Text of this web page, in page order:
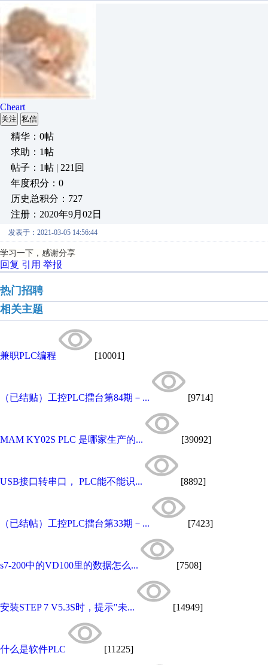
Cheart
关注 私信
精华：0帖
求助：1帖
帖子：1帖 | 221回
年度积分：0
历史总积分：727
注册：2020年9月02日
发表于：2021-03-05 14:56:44
学习一下，感谢分享
回复 引用 举报
热门招聘
相关主题
兼职PLC编程 [10001]
（已结贴）工控PLC擂台第84期－... [9714]
MAM KY02S PLC 是哪家生产的... [39092]
USB接口转串口， PLC能不能识... [8892]
（已结帖）工控PLC擂台第33期－... [7423]
s7-200中的VD100里的数据怎么... [7508]
安装STEP 7 V5.3S时，提示"未... [14949]
什么是软件PLC [11225]